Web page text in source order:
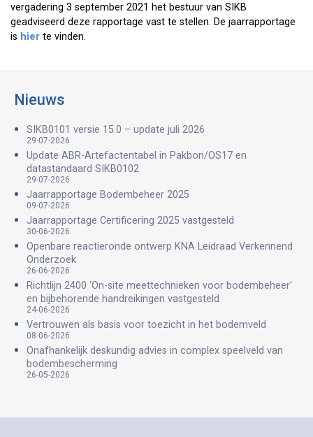
vergadering 3 september 2021 het bestuur van SIKB
geadviseerd deze rapportage vast te stellen. De jaarrapportage
is hier te vinden.
Nieuws
SIKB0101 versie 15.0 – update juli 2026
29-07-2026
Update ABR-Artefactentabel in Pakbon/OS17 en
datastandaard SIKB0102
29-07-2026
Jaarrapportage Bodembeheer 2025
09-07-2026
Jaarrapportage Certificering 2025 vastgesteld
30-06-2026
Openbare reactieronde ontwerp KNA Leidraad Verkennend
Onderzoek
26-06-2026
Richtlijn 2400 ‘On-site meettechnieken voor bodembeheer’
en bijbehorende handreikingen vastgesteld
24-06-2026
Vertrouwen als basis voor toezicht in het bodemveld
08-06-2026
Onafhankelijk deskundig advies in complex speelveld van
bodembescherming
26-05-2026